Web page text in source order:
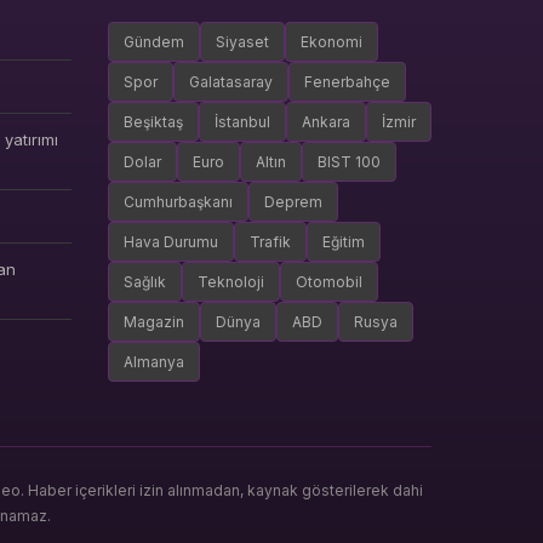
Gündem Siyaset Ekonomi
Spor Galatasaray Fenerbahçe
Beşiktaş İstanbul Ankara İzmir
Dolar Euro Altın BIST 100
Cumhurbaşkanı Deprem
Hava Durumu Trafik Eğitim
Sağlık Teknoloji Otomobil
Magazin Dünya ABD Rusya
Almanya
Haber içerikleri izin alınmadan, kaynak gösterilerek dahi